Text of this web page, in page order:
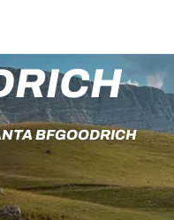
BFGOODRICH